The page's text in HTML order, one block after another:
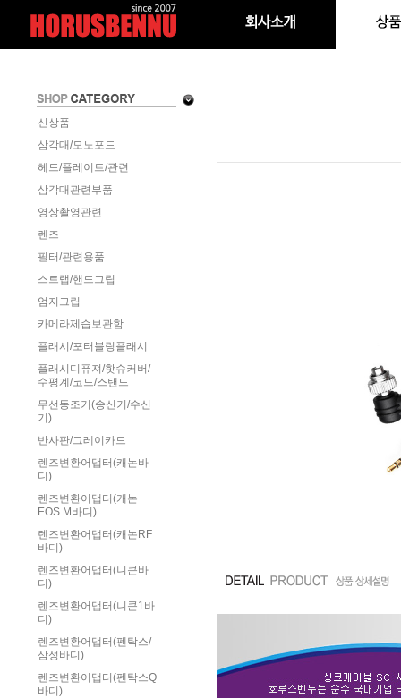
신상품
삼각대/모노포드
헤드/플레이트/관련
삼각대관련부품
영상촬영관련
렌즈
필터/관련용품
스트랩/핸드그립
엄지그립
카메라제습보관함
플래시/포터블링플래시
플래시디퓨져/핫슈커버/
수평계/코드/스탠드
무선동조기(송신기/수신
기)
반사판/그레이카드
렌즈변환어댑터(캐논바
디)
렌즈변환어댑터(캐논
EOS M바디)
렌즈변환어댑터(캐논RF
바디)
렌즈변환어댑터(니콘바
디)
렌즈변환어댑터(니콘1바
디)
렌즈변환어댑터(펜탁스/
삼성바디)
렌즈변환어댑터(펜탁스Q
바디)